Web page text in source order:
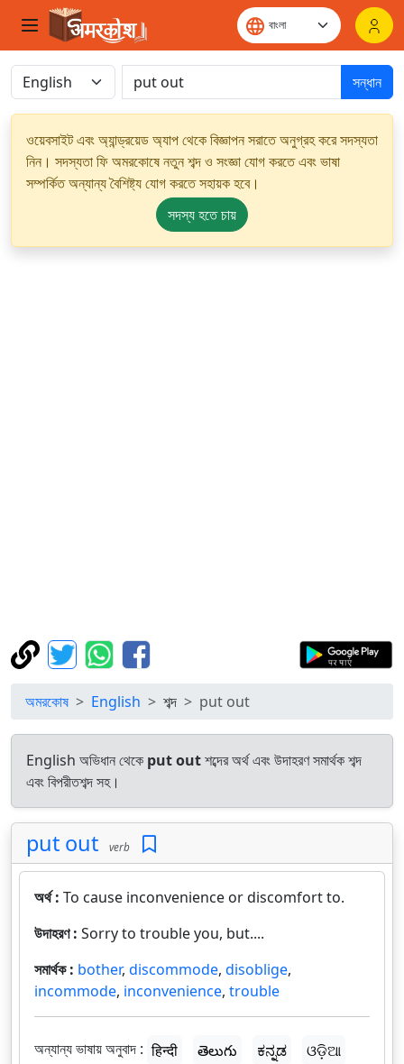
সন্ধান
ওয়েবসাইট এবং অ্যান্ড্রয়েড অ্যাপ থেকে বিজ্ঞাপন সরাতে অনুগ্রহ করে সদস্যতা
নিন। সদস্যতা ফি অমরকোষে নতুন শব্দ ও সংজ্ঞা যোগ করতে এবং ভাষা
সম্পর্কিত অন্যান্য বৈশিষ্ট্য যোগ করতে সহায়ক হবে।
সদস্য হতে চায়
অমরকোষ English শব্দ put out
English অভিধান থেকে put outশব্দের অর্থ এবং উদাহরণ সমার্থক শব্দ
এবং বিপরীতশব্দ সহ।
put out verb
অর্থ : To cause inconvenience or discomfort to.
উদাহরণ : Sorry to trouble you, but....
সমার্থক : bother, discommode, disoblige,
incommode, inconvenience, trouble
অন্যান্য ভাষায় অনুবাদ : हिन्दी తెలుగు ಕನ್ನಡ
ଓଡ଼ିଆ